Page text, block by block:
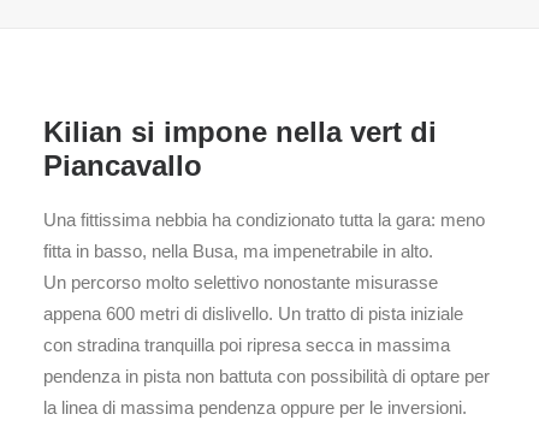
Kilian si impone nella vert di
Piancavallo
Una fittissima nebbia ha condizionato tutta la gara: meno
fitta in basso, nella Busa, ma impenetrabile in alto.
Un percorso molto selettivo nonostante misurasse
appena 600 metri di dislivello. Un tratto di pista iniziale
con stradina tranquilla poi ripresa secca in massima
pendenza in pista non battuta con possibilità di optare per
la linea di massima pendenza oppure per le inversioni.